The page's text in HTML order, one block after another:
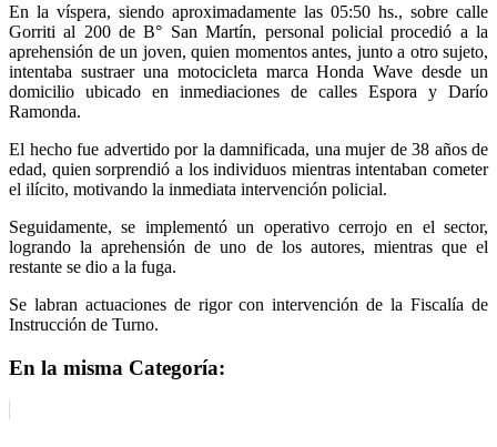
En la víspera, siendo aproximadamente las 05:50 hs., sobre calle
Gorriti al 200 de B° San Martín, personal policial procedió a la
aprehensión de un joven, quien momentos antes, junto a otro sujeto,
intentaba sustraer una motocicleta marca Honda Wave desde un
domicilio ubicado en inmediaciones de calles Espora y Darío
Ramonda.
El hecho fue advertido por la damnificada, una mujer de 38 años de
edad, quien sorprendió a los individuos mientras intentaban cometer
el ilícito, motivando la inmediata intervención policial.
Seguidamente, se implementó un operativo cerrojo en el sector,
logrando la aprehensión de uno de los autores, mientras que el
restante se dio a la fuga.
Se labran actuaciones de rigor con intervención de la Fiscalía de
Instrucción de Turno.
En la misma Categoría: